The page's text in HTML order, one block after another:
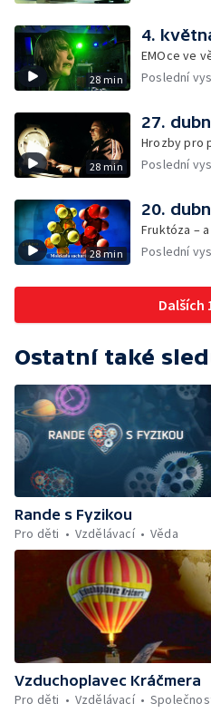
28 min
4.
EMOce ve
Poslední
28 min
27.
Hrozby pro
Poslední
28 min
20.
Fruktóza –
Poslední
Dalších
Ostatní také
Rande s Fyzikou
Pro děti
Vzdělávací Věda
Vzduchoplavec Kráčmera
Pro děti
Vzdělávací